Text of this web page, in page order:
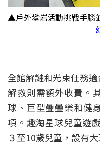
▲戶外攀岩活動挑戰手腦
全館解謎和光束任務
解救則需額外收費。
球、巨型疊疊樂和健
項。趣淘星球兒童遊
３至10歲兒童，設有